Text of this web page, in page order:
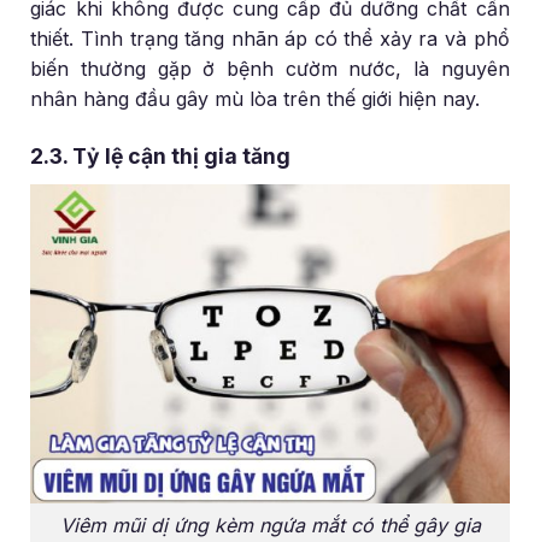
giác khi không được cung cấp đủ dưỡng chất cần
thiết. Tình trạng tăng nhãn áp có thể xảy ra và phổ
biến thường gặp ở bệnh cườm nước, là nguyên
nhân hàng đầu gây mù lòa trên thế giới hiện nay.
2.3. Tỷ lệ cận thị gia tăng
Viêm mũi dị ứng kèm ngứa mắt có thể gây gia